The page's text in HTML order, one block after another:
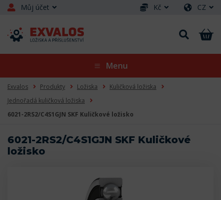
Můj účet Kč CZ
Menu
Exvalos Produkty Ložiska
Kuličková ložiska
Jednořadá kuličková ložiska
6021-2RS2/C4S1GJN SKF Kuličkové ložisko
6021-2RS2/C4S1GJN SKF Kuličkové
ložisko